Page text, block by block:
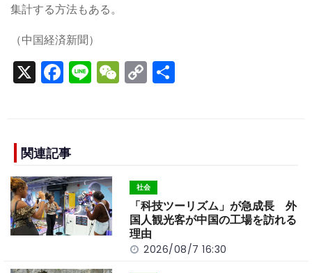
集計する方法もある。
（中国経済新聞）
X F
a
e
b
o
o
k
Li
n
W
e
C
o
n
k
関連記事
社会
「科技ツーリズム」が急成長 外
国人観光客が中国の工場を訪れる
理由
2026/08/7 16:30